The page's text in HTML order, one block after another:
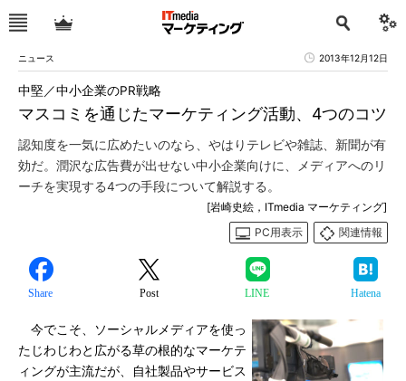
ニュース 2013年12月12日
マスコミを通じたマーケティング活動、4つのコツ
中堅／中小企業のPR戦略
認知度を一気に広めたいのなら、やはりテレビや雑誌、新聞が有
効だ。潤沢な広告費が出せない中小企業向けに、メディアへのリ
ーチを実現する4つの手段について解説する。
[岩崎史絵，ITmedia マーケティング]
PC用表示
関連情報
Share Post LINE Hatena
今でこそ、ソーシャルメディアを使っ
たじわじわと広がる草の根的なマーケテ
ィングが主流だが、自社製品やサービス